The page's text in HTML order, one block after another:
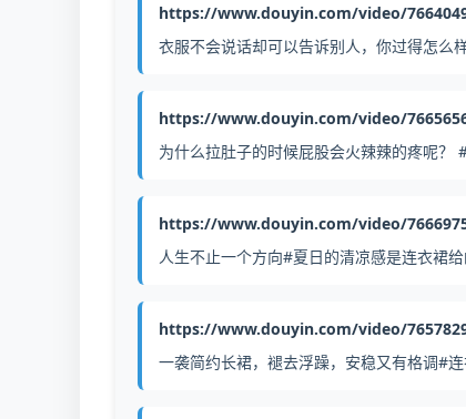
https://www.douyin.com/video/
衣服不会说话却可以告诉别人，你过得怎么
https://www.douyin.com/video/
为什么拉肚子的时候屁股会火辣辣的疼呢？
https://www.douyin.com/video/
人生不止一个方向#夏日的清凉感是连衣裙
https://www.douyin.com/video/
一袭简约长裙，褪去浮躁，安稳又有格调#